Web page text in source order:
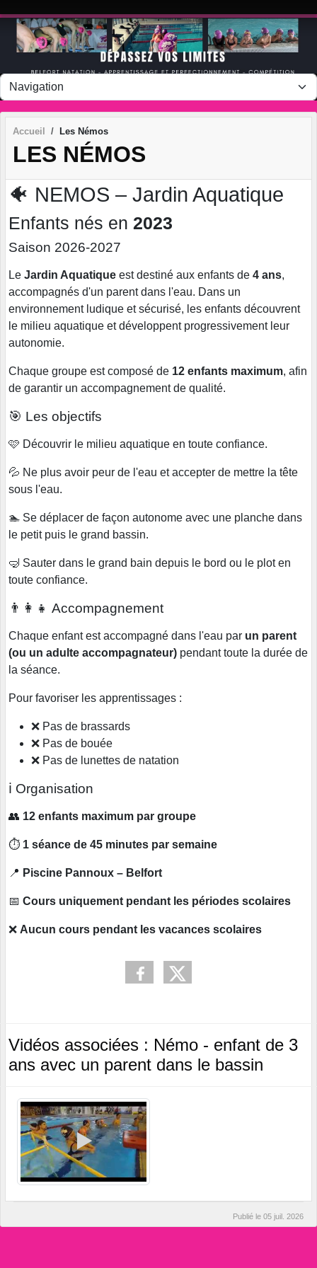
Accueil Les Némos
LES NÉMOS
🐠 NEMOS – Jardin Aquatique
Enfants nés en 2023
Saison 2026-2027
Le Jardin Aquatique est destiné aux enfants de 4 ans,
accompagnés d'un parent dans l'eau. Dans un
environnement ludique et sécurisé, les enfants découvrent
le milieu aquatique et développent progressivement leur
autonomie.
Chaque groupe est composé de 12 enfants maximum, afin
de garantir un accompagnement de qualité.
🎯 Les objectifs
🩷 Découvrir le milieu aquatique en toute confiance.
💦 Ne plus avoir peur de l'eau et accepter de mettre la tête
sous l'eau.
🏊 Se déplacer de façon autonome avec une planche dans
le petit puis le grand bassin.
🤿 Sauter dans le grand bain depuis le bord ou le plot en
toute confiance.
👨‍👩‍👧 Accompagnement
Chaque enfant est accompagné dans l'eau par un parent
(ou un adulte accompagnateur) pendant toute la durée de
la séance.
Pour favoriser les apprentissages :
❌ Pas de brassards
❌ Pas de bouée
❌ Pas de lunettes de natation
ℹ️ Organisation
👥 12 enfants maximum par groupe
⏱ 1 séance de 45 minutes par semaine
📍 Piscine Pannoux – Belfort
📅 Cours uniquement pendant les périodes scolaires
❌ Aucun cours pendant les vacances scolaires
Vidéos associées : Némo - enfant de 3
ans avec un parent dans le bassin
Publié le 05 juil. 2026